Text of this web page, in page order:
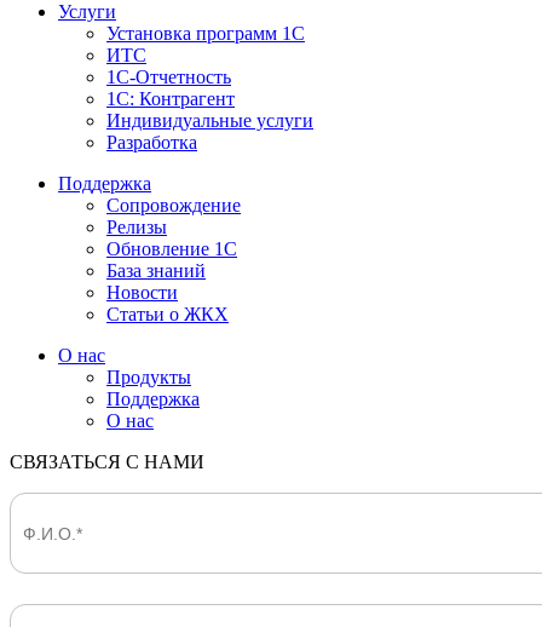
Услуги
Установка программ 1С
ИТС
1С-Отчетность
1С: Контрагент
Индивидуальные услуги
Разработка
Поддержка
Сопровождение
Релизы
Обновление 1С
База знаний
Новости
Статьи о ЖКХ
О нас
Продукты
Поддержка
О нас
СВЯЗАТЬСЯ С НАМИ